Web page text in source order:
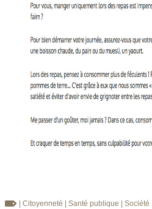
| Citoyenneté | Santé publique | Société